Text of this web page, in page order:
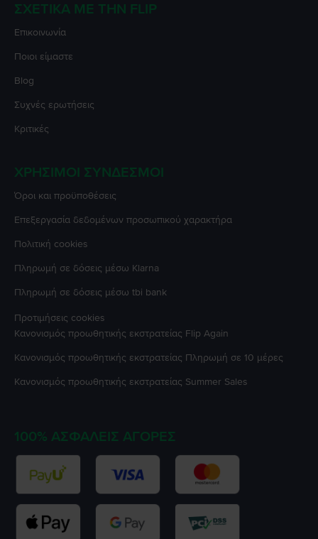
ΣΧΕΤΙΚΆ ΜΕ ΤΗΝ FLIP
Επικοινωνία
Ποιοι είμαστε
Blog
Συχνές ερωτήσεις
Κριτικές
ΧΡΉΣΙΜΟΙ ΣΎΝΔΕΣΜΟΙ
Όροι και προϋποθέσεις
Επεξεργασία δεδομένων προσωπικού χαρακτήρα
Πολιτική cookies
Πληρωμή σε δόσεις μέσω Klarna
Πληρωμή σε δόσεις μέσω tbi bank
Προτιμήσεις cookies
Κανονισμός προωθητικής εκστρατείας Flip Again
Κανονισμός προωθητικής εκστρατείας Πληρωμή σε 10 μέρες
Κανονισμός προωθητικής εκστρατείας Summer Sales
100% ΑΣΦΑΛΕΊΣ ΑΓΟΡΈΣ